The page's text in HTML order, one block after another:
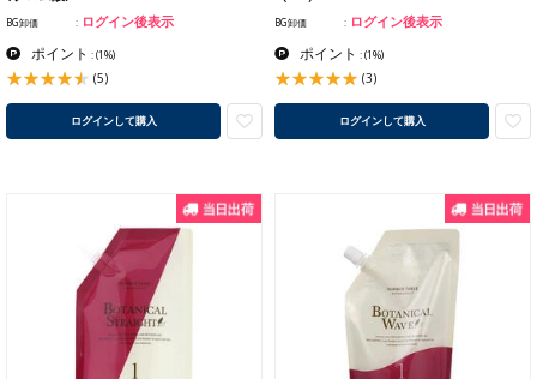
BG卸価 ログイン後表示
ポイント :(1%)
(5)
ログインして購入
BG卸価 ログイン後表示
ポイント :(1%)
(3)
ログインして購入